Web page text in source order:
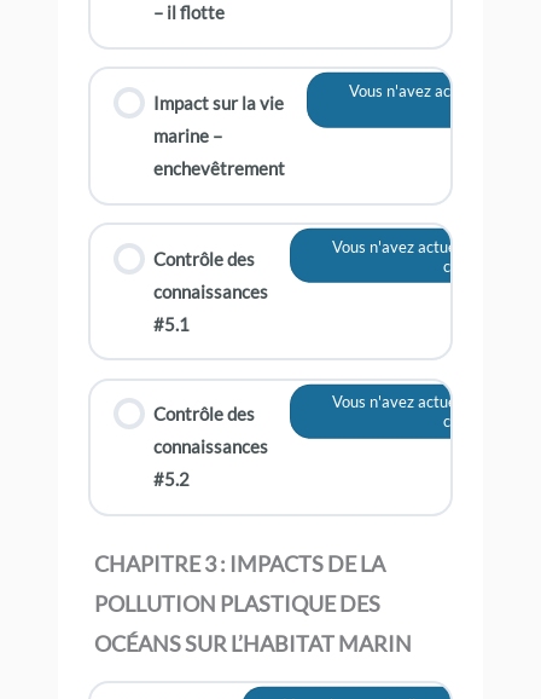
– il flotte
Impact sur la vie
marine –
enchevêtrement
Vous n'avez actuellement
Contrôle des
connaissances
#5.1
Vous n'avez actuellement pas
contenu
Contrôle des
connaissances
#5.2
Vous n'avez actuellement pas
contenu
CHAPITRE 3 : IMPACTS DE LA
POLLUTION PLASTIQUE DES
OCÉANS SUR L’HABITAT MARIN